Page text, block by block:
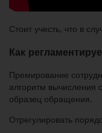
Стоит учесть, что в
Как
Премирование
алгоритм вычисления
образец обращения.
Отрегулировать